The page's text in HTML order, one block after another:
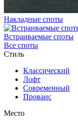
Накладные споты
Встраиваемые споты
Все споты
Стиль
Классический
Лофт
Современный
Прованс
Место